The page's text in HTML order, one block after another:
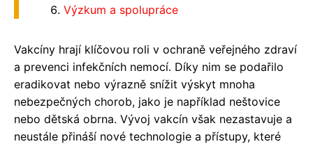
Výzkum a spolupráce
Vakcíny hrají klíčovou roli v ochraně veřejného zdraví
a prevenci infekčních nemocí. Díky nim se podařilo
eradikovat nebo výrazně snížit výskyt mnoha
nebezpečných chorob, jako je například neštovice
nebo dětská obrna. Vývoj vakcín však nezastavuje a
neustále přináší nové technologie a přístupy, které